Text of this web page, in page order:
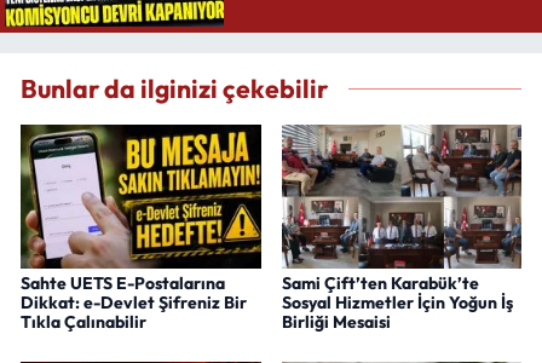
Bunlar da ilginizi çekebilir
Sahte UETS E-Postalarına
Dikkat: e-Devlet Şifreniz Bir
Tıkla Çalınabilir
Sami Çift’ten Karabük’te
Sosyal Hizmetler İçin Yoğun İş
Birliği Mesaisi